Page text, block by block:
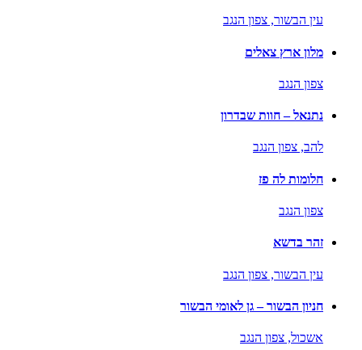
עין הבשור, צפון הנגב
מלון ארץ צאלים
צפון הנגב
נתנאל – חוות שבדרון
להב, צפון הנגב
חלומות לה פז
צפון הנגב
זהר בדשא
עין הבשור, צפון הנגב
חניון הבשור – גן לאומי הבשור
אשכול, צפון הנגב